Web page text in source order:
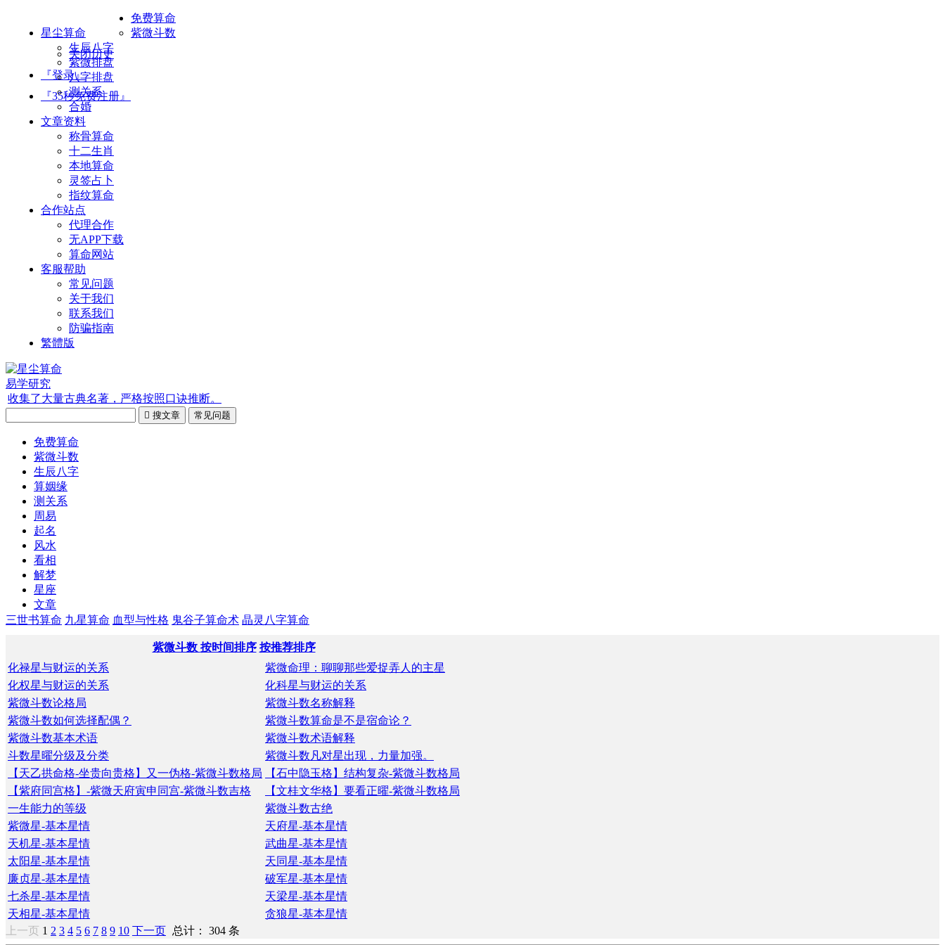
星尘算命
关闭历史
『登录』
『35秒免费注册』
免费算命
紫微斗数
生辰八字
紫微排盘
八字排盘
测关系
合婚
文章资料
称骨算命
十二生肖
本地算命
灵签占卜
指纹算命
合作站点
代理合作
无APP下载
算命网站
客服帮助
常见问题
关于我们
联系我们
防骗指南
繁體版
易学研究
收集了大量古典名著，严格按照口诀推断。
 搜文章 常见问题
免费算命
紫微斗数
生辰八字
算姻缘
测关系
周易
起名
风水
看相
解梦
星座
文章
三世书算命 九星算命 血型与性格 鬼谷子算命术 晶灵八字算命
紫微斗数 按时间排序 按推荐排序
化禄星与财运的关系
紫微命理：聊聊那些爱捉弄人的主星
化权星与财运的关系
化科星与财运的关系
紫微斗数论格局
紫微斗数名称解释
紫微斗数如何选择配偶？
紫微斗数算命是不是宿命论？
紫微斗数基本术语
紫微斗数术语解释
斗数星曜分级及分类
紫微斗数凡对星出现，力量加强。
【天乙拱命格-坐贵向贵格】又一伪格-紫微斗数格局
【石中隐玉格】结构复杂-紫微斗数格局
【紫府同宫格】-紫微天府寅申同宫-紫微斗数吉格
【文桂文华格】要看正曜-紫微斗数格局
一生能力的等级
紫微斗数古绝
紫微星-基本星情
天府星-基本星情
天机星-基本星情
武曲星-基本星情
太阳星-基本星情
天同星-基本星情
廉贞星-基本星情
破军星-基本星情
七杀星-基本星情
天梁星-基本星情
天相星-基本星情
贪狼星-基本星情
上一页 1 2 3 4 5 6 7 8 9 10 下一页 总计： 304 条